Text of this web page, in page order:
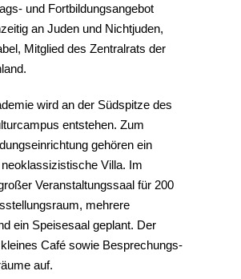
und Fortbildungsangebot
an Juden und Nichtjuden,
Mitglied des Zentralrats der
wird an der Südspitze des
entstehen. Zum
gehören ein
Villa. Im
Veranstaltungssaal für 200
mehrere
ein Speisesaal geplant. Der
Café sowie Besprechungs-
auf.